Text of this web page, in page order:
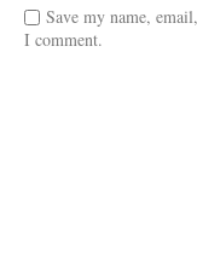
Save my name,
I comment.